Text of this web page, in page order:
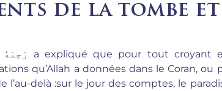
de la tombe
a expliqué que pour tout croyant
qu’Allah a données dans le Coran,
l’au-delà :sur le jour des comptes, le